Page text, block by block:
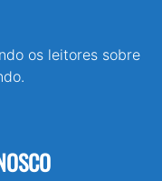
os leitores sobre